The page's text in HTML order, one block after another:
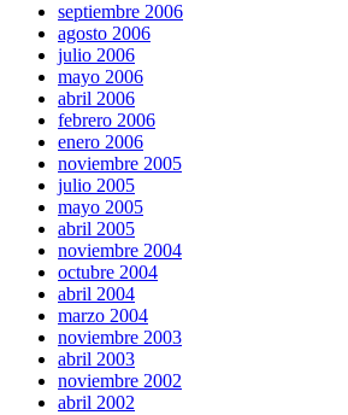
septiembre 2006
agosto 2006
julio 2006
mayo 2006
abril 2006
febrero 2006
enero 2006
noviembre 2005
julio 2005
mayo 2005
abril 2005
noviembre 2004
octubre 2004
abril 2004
marzo 2004
noviembre 2003
abril 2003
noviembre 2002
abril 2002